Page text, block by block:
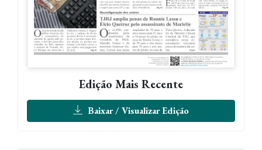
Edição Mais Recente
Baixar / Visualizar Edição